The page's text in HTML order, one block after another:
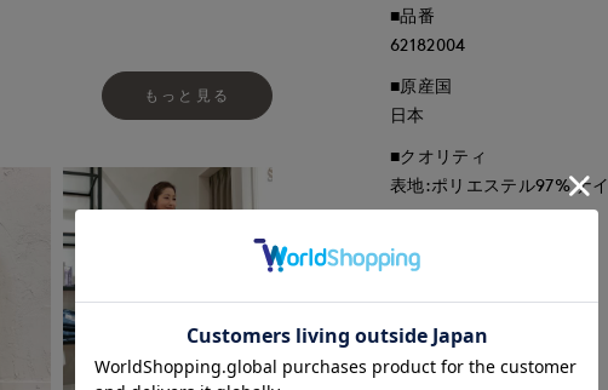
もっと見る
■品番
62182004
■原産国
日本
■クオリティ
表地:ポリエステル97% ナ